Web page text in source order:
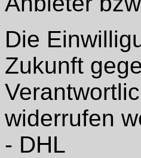
Die
Zukunft
widerrufen
- DHL